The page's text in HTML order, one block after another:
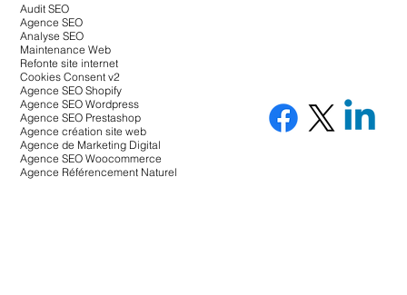
Audit SEO
Agence SEO
Analyse SEO
Maintenance Web
Refonte site internet
Cookies Consent v2
Agence SEO Shopify
Agence SEO Wordpress
Agence SEO Prestashop
Agence création site web
Agence de Marketing Digital
Agence SEO Woocommerce
Agence Référencement Naturel